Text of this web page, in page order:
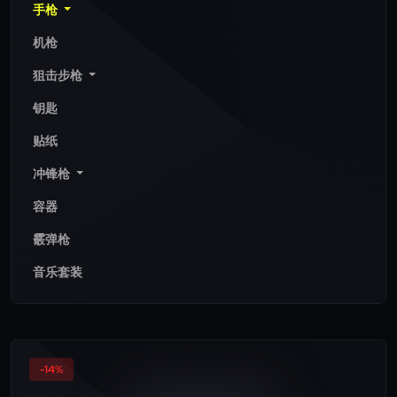
手枪
机枪
狙击步枪
钥匙
贴纸
冲锋枪
容器
霰弹枪
音乐套装
-14%